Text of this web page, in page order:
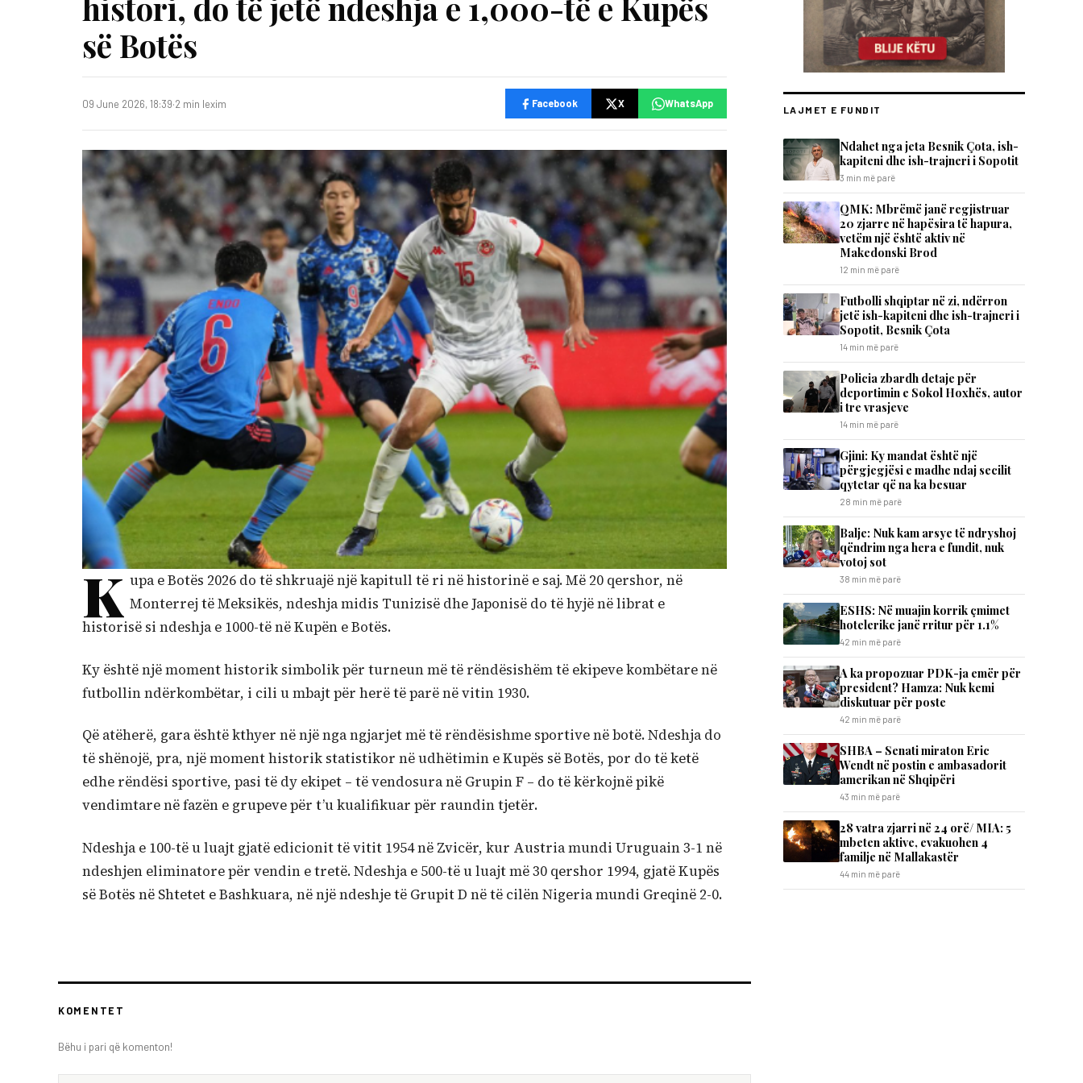
së Botës
09 June 2026, 18:39·2 min lexim Facebook X WhatsApp
K upa e Botës 2026 do të shkruajë një kapitull të ri në historinë e saj. Më 20 qershor, në
Monterrej të Meksikës, ndeshja midis Tunizisë dhe Japonisë do të hyjë në librat e
historisë si ndeshja e 1000-të në Kupën e Botës.
Ky është një moment historik simbolik për turneun më të rëndësishëm të ekipeve kombëtare në
futbollin ndërkombëtar, i cili u mbajt për herë të parë në vitin 1930.
Që atëherë, gara është kthyer në një nga ngjarjet më të rëndësishme sportive në botë. Ndeshja do
të shënojë, pra, një moment historik statistikor në udhëtimin e Kupës së Botës, por do të ketë
edhe rëndësi sportive, pasi të dy ekipet – të vendosura në Grupin F – do të kërkojnë pikë
vendimtare në fazën e grupeve për t’u kualifikuar për raundin tjetër.
Ndeshja e 100-të u luajt gjatë edicionit të vitit 1954 në Zvicër, kur Austria mundi Uruguain 3-1 në
ndeshjen eliminatore për vendin e tretë. Ndeshja e 500-të u luajt më 30 qershor 1994, gjatë Kupës
së Botës në Shtetet e Bashkuara, në një ndeshje të Grupit D në të cilën Nigeria mundi Greqinë 2-0.
KOMENTET
Bëhu i pari që komenton!
LAJMET E FUNDIT
Ndahet nga jeta Besnik Çota, ish-
kapiteni dhe ish-trajneri i Sopotit
3 min më parë
QMK: Mbrëmë janë regjistruar
20 zjarre në hapësira të hapura,
vetëm një është aktiv në
Makedonski Brod
12 min më parë
Futbolli shqiptar në zi, ndërron
jetë ish-kapiteni dhe ish-trajneri i
Sopotit, Besnik Çota
14 min më parë
Policia zbardh detaje për
deportimin e Sokol Hoxhës, autor
i tre vrasjeve
14 min më parë
Gjini: Ky mandat është një
përgjegjësi e madhe ndaj secilit
qytetar që na ka besuar
28 min më parë
​Balje: Nuk kam arsye të ndryshoj
qëndrim nga hera e fundit, nuk
votoj sot
38 min më parë
ESHS: Në muajin korrik çmimet
hotelerike janë rritur për 1.1%
42 min më parë
A ka propozuar PDK-ja emër për
president? Hamza: Nuk kemi
diskutuar për poste
42 min më parë
SHBA – Senati miraton Eric
Wendt në postin e ambasadorit
amerikan në Shqipëri
43 min më parë
28 vatra zjarri në 24 orë/ MIA: 5
mbeten aktive, evakuohen 4
familje në Mallakastër
44 min më parë